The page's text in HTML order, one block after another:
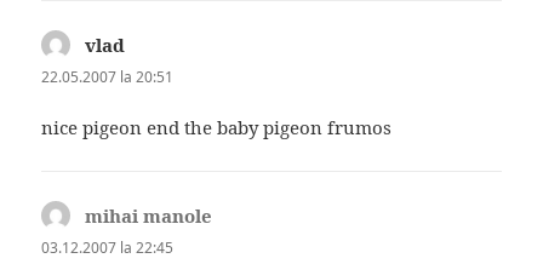
vlad
22.05.2007 la 20:51
nice pigeon end the baby pigeon frumos
mihai manole
03.12.2007 la 22:45